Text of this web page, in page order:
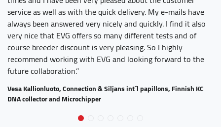
service as well as with the quick delivery. My e-mails have
always been answered very nicely and quickly. I find it also
very nice that EVG offers so many different tests and of
course breeder discount is very pleasing. So I highly
recommend working with EVG and looking forward to the
future collaboration.’’
Vesa Kallionluoto, Connection & Siljans int´l papillons, Finnish KC
DNA collector and Microchipper